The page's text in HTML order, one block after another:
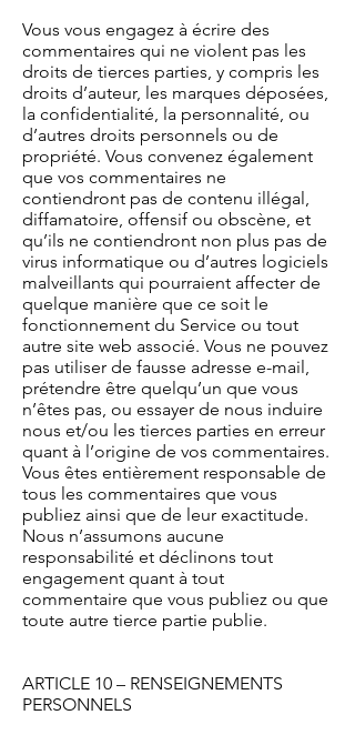
Vous vous engagez à écrire des
commentaires qui ne violent pas les
droits de tierces parties, y compris les
droits d’auteur, les marques déposées,
la confidentialité, la personnalité, ou
d’autres droits personnels ou de
propriété. Vous convenez également
que vos commentaires ne
contiendront pas de contenu illégal,
diffamatoire, offensif ou obscène, et
qu’ils ne contiendront non plus pas de
virus informatique ou d’autres logiciels
malveillants qui pourraient affecter de
quelque manière que ce soit le
fonctionnement du Service ou tout
autre site web associé. Vous ne pouvez
pas utiliser de fausse adresse e-mail,
prétendre être quelqu’un que vous
n’êtes pas, ou essayer de nous induire
nous et/ou les tierces parties en erreur
quant à l’origine de vos commentaires.
Vous êtes entièrement responsable de
tous les commentaires que vous
publiez ainsi que de leur exactitude.
Nous n’assumons aucune
responsabilité et déclinons tout
engagement quant à tout
commentaire que vous publiez ou que
toute autre tierce partie publie.
ARTICLE 10 – RENSEIGNEMENTS
PERSONNELS